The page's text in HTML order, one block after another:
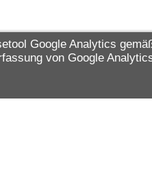
des von den Abgeordneten des
Google Analytics
von Google